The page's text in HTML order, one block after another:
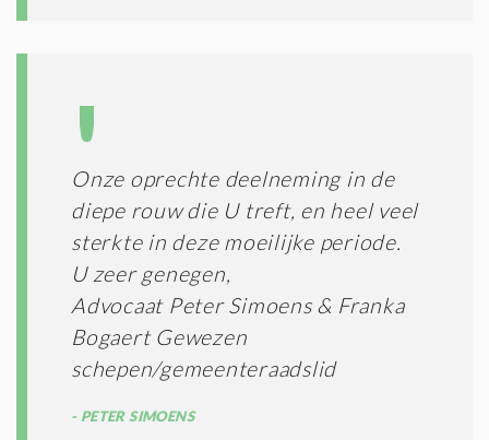
Onze oprechte deelneming in de
diepe rouw die U treft, en heel veel
sterkte in deze moeilijke periode.
U zeer genegen,
Advocaat Peter Simoens & Franka
Bogaert Gewezen
schepen/gemeenteraadslid
PETER SIMOENS